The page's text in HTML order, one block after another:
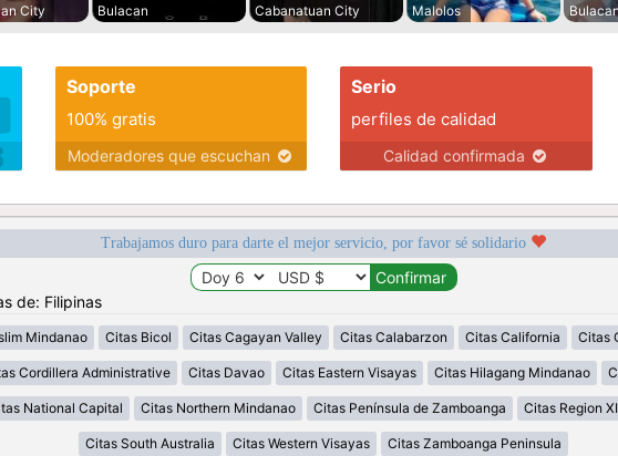
City
Bulacan
Cabanatuan City
Malolos
Soporte
100% gratis
Moderadores que escuchan
Serio
perfiles de calidad
Calidad confirmada
Trabajamos duro para darte el mejor servicio, por favor sé solidario
de: Filipinas
Mindanao Citas Bicol Citas Cagayan Valley Citas Calabarzon Citas California Citas
Cordillera Administrative Citas Davao Citas Eastern Visayas Citas Hilagang Mindanao
National Capital Citas Northern Mindanao Citas Península de Zamboanga Citas Region
Citas South Australia Citas Western Visayas Citas Zamboanga Peninsula